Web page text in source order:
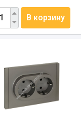
В корзину